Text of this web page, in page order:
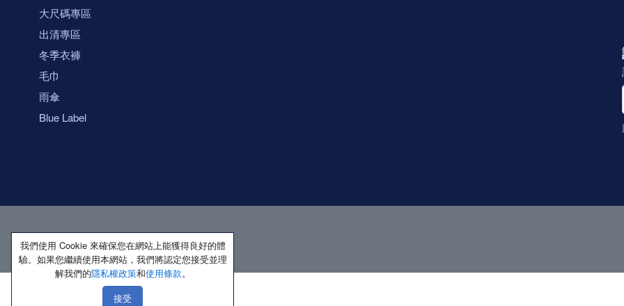
大尺碼專區
出清專區
冬季衣褲
毛巾
雨傘
Blue Label
著作權所有 保留一切權利
我們使用 Cookie 來確保您在網站上能獲得良好的體
驗。如果您繼續使用本網站，我們將認定您接受並理
解我們的隱私權政策和使用條款。
接受